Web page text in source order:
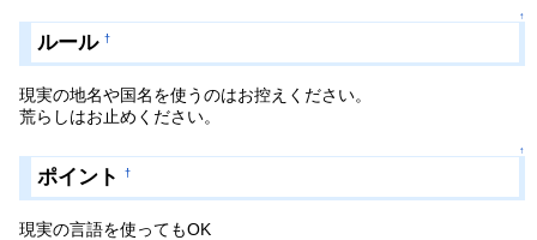
↑
ルール †
現実の地名や国名を使うのはお控えください。
荒らしはお止めください。
↑
ポイント †
現実の言語を使ってもOK